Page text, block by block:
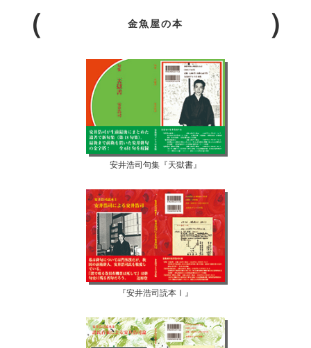
金魚屋の本
安井浩司句集『天獄書』
『安井浩司読本Ⅰ』